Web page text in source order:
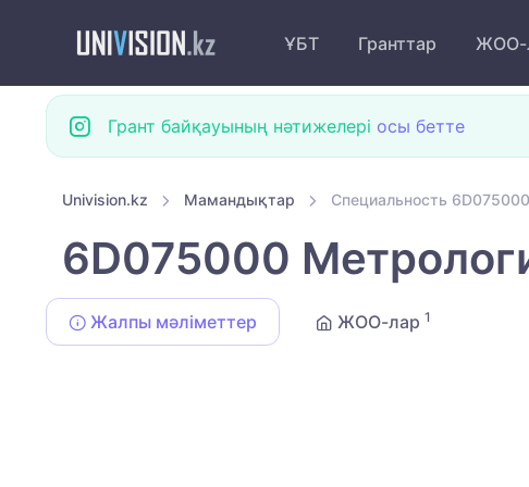
ҰБТ Гранттар ЖОО-
Грант байқауының нәтижелері осы бетте
Univision.kz Мамандықтар Специальность
6D075000
Жалпы мәліметтер ЖОО-лар 1